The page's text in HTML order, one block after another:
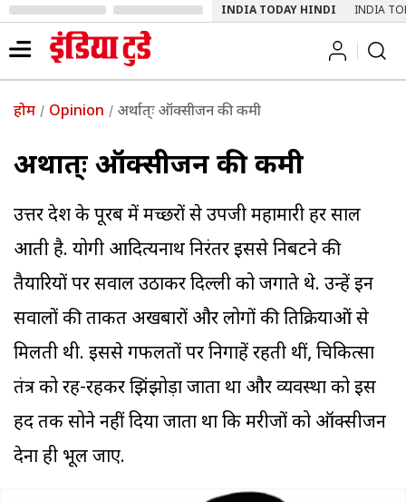
INDIA TODAY HINDI INDIA
होम Opinion अर्थात्ः ऑक्सीजन की कमी
अर्थात्ः ऑक्सीजन की कमी
उत्तर प्रदेश के पूरब में मच्छरों से उपजी महामारी हर साल
आती है. योगी आदित्यनाथ निरंतर इससे निबटने की
तैयारियों पर सवाल उठाकर दिल्ली को जगाते थे. उन्हें इन
सवालों की ताकत अखबारों और लोगों की प्रतिक्रियाओं से
मिलती थी. इससे गफलतों पर निगाहें रहती थीं, चिकित्सा
तंत्र को रह-रहकर झिंझोड़ा जाता था और व्यवस्था को इस
हद तक सोने नहीं दिया जाता था कि मरीजों को ऑक्सीजन
देना ही भूल जाए.